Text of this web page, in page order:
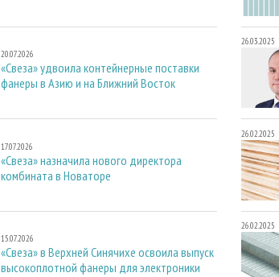
20.07.2026
«Свеза» удвоила контейнерные поставки
фанеры в Азию и на Ближний Восток
17.07.2026
«Свеза» назначила нового директора
комбината в Новаторе
15.07.2026
«Свеза» в Верхней Синячихе освоила выпуск
высокоплотной фанеры для электроники
26.03.2025
26.02.2025
26.02.2025